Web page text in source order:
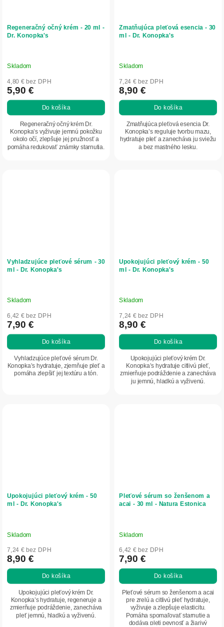
Regeneračný očný krém - 20 ml -
Dr. Konopka's
Skladom
4,80 € bez DPH
5,90 €
Do košíka
Regeneračný očný krém Dr.
Konopka’s vyživuje jemnú pokožku
okolo očí, zlepšuje jej pružnosť a
pomáha redukovať známky starnutia.
Zmatňujúca pleťová esencia - 30
ml - Dr. Konopka's
Skladom
7,24 € bez DPH
8,90 €
Do košíka
Zmatňujúca pleťová esencia Dr.
Konopka’s reguluje tvorbu mazu,
hydratuje pleť a zanecháva ju sviežu
a bez mastného lesku.
Vyhladzujúce pleťové sérum - 30
ml - Dr. Konopka's
Skladom
6,42 € bez DPH
7,90 €
Do košíka
Vyhladzujúce pleťové sérum Dr.
Konopka’s hydratuje, zjemňuje pleť a
pomáha zlepšiť jej textúru a tón.
Upokojujúci pleťový krém - 50
ml - Dr. Konopka's
Skladom
7,24 € bez DPH
8,90 €
Do košíka
Upokojujúci pleťový krém Dr.
Konopka’s hydratuje citlivú pleť,
zmierňuje podráždenie a zanecháva
ju jemnú, hladkú a vyživenú.
Upokojujúci pleťový krém - 50
ml - Dr. Konopka's
Skladom
7,24 € bez DPH
8,90 €
Do košíka
Upokojujúci pleťový krém Dr.
Konopka’s hydratuje, regeneruje a
zmierňuje podráždenie, zanecháva
pleť jemnú, hladkú a vyživenú.
Pleťové sérum so ženšenom a
acai - 30 ml - Natura Estonica
Skladom
6,42 € bez DPH
7,90 €
Do košíka
Pleťové sérum so ženšenom a acai
pre zrelú a citlivú pleť hydratuje,
vyživuje a zlepšuje elasticitu.
Pomáha spomaľovať starnutie a
dodáva pleti pevnosť a žiarivý